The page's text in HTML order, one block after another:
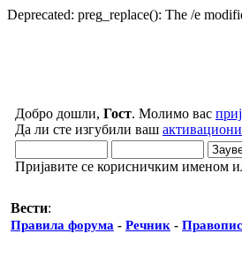
Deprecated: preg_replace(): The /e
Добро дошли, Гост. Молимо вас
Да ли сте изгубили ваш
Пријавите се корисничким именом
Вести:
Правила форума - Речник - Правопис